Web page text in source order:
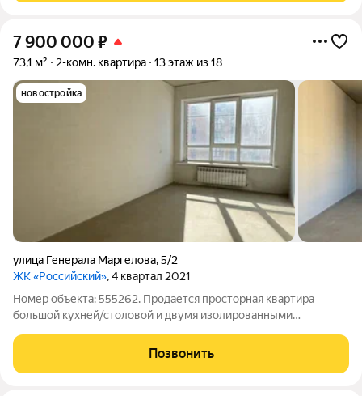
7 900 000 ₽
73,1 м² 2-комн. квартира 13 этаж из 18
новостройка
улица Генерала Маргелова,5/2
ЖК «Российский», 4 квартал 2021
Номер объекта: 555262. Продается просторная квартира
большой кухней/столовой и двумя изолированными
Предчистовая отделка. Индивидуальное отопление. Теплый
пол! Звоните!
Позвонить